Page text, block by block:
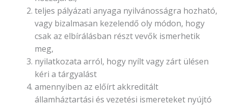
teljes pályázati anyaga nyilvánosságra hozható,
vagy bizalmasan kezelendő oly módon, hogy
csak az elbírálásban részt vevők ismerhetik
meg,
nyilatkozata arról, hogy nyílt vagy zárt ülésen
kéri a tárgyalást
amennyiben az előírt akkreditált
államháztartási és vezetési ismereteket nyújtó